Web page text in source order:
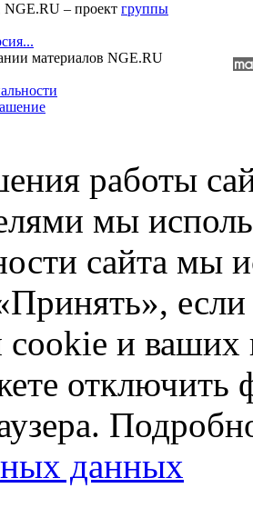
– проект группы
материалов NGE.RU
работы
мы
сайта мы
если
cookie и
отключить
данных